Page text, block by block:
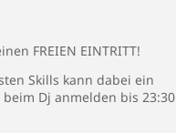
FREIEN EINTRITT!
Skills kann dabei ein
Dj anmelden bis 23:30